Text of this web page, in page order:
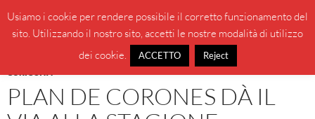
contenuto
BeppeBlog
MENU
CURIOSITÀ
PLAN DE CORONES DÀ IL
Usiamo i cookie per rendere possibile il corretto funzionamento del
sito. Utilizzando il nostro sito, accetti le nostre modalità di utilizzo
dei cookie.
ACCETTO Reject